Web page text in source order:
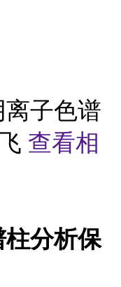
子色谱
查看相
分析保